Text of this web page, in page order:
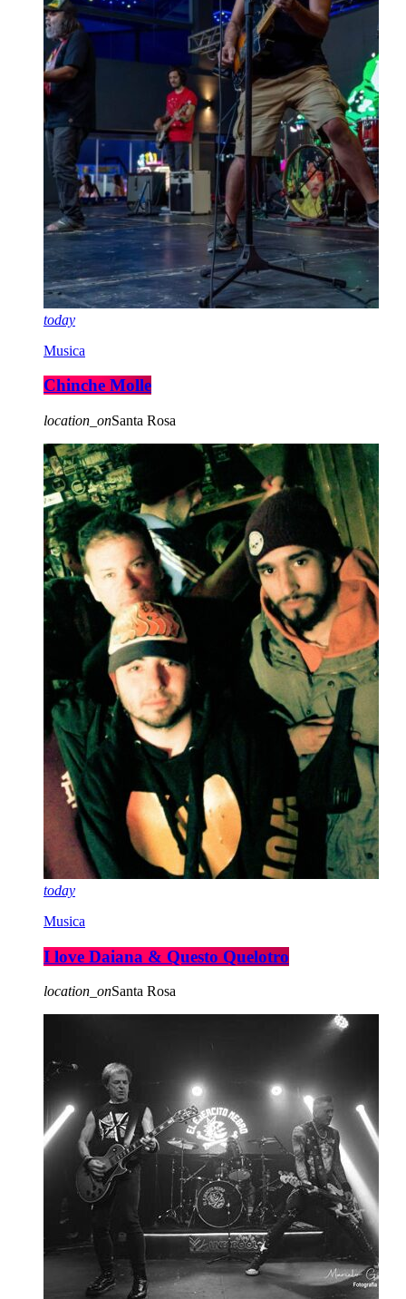
today
Musica
Chinche Molle
location_onSanta Rosa
today
Musica
I love Daiana & Questo Quelotro
location_onSanta Rosa